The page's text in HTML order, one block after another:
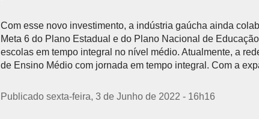
Com esse novo investimento, a indústria gaúcha ainda
Meta 6 do Plano Estadual e do Plano Nacional de
escolas em tempo integral no nível médio. Atualmente, a
de Ensino Médio com jornada em tempo integral. Com a
Publicado sexta-feira, 3 de Junho de 2022 - 16h16